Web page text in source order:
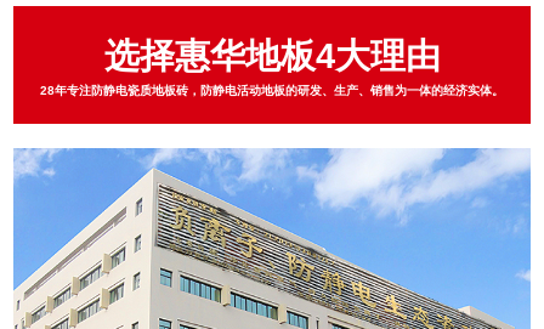
选择惠华地板4大理由
28年专注防静电瓷质地板砖，防静电活动地板的研发、生产、销售为一体的经济实体。